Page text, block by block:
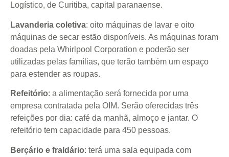
Logístico, de Curitiba, capital paranaense.
Lavanderia coletiva: oito máquinas de lavar e oito
máquinas de secar estão disponíveis. As máquinas foram
doadas pela Whirlpool Corporation e poderão ser
utilizadas pelas famílias, que terão também um espaço
para estender as roupas.
Refeitório: a alimentação será fornecida por uma
empresa contratada pela OIM. Serão oferecidas três
refeições por dia: café da manhã, almoço e jantar. O
refeitório tem capacidade para 450 pessoas.
Berçário e fraldário: terá uma sala equipada com